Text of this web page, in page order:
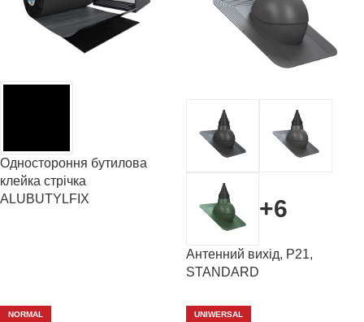
Одностороння бутилова
клейка стрічка
ALUBUTYLFIX
+6
Антенний вихід, P21,
STANDARD
NORMAL UNIWERSAL